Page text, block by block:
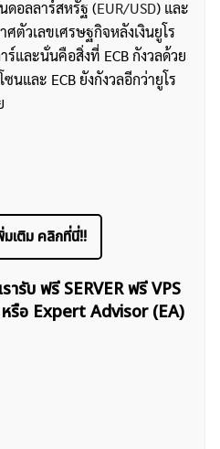
นดอลลาร์สหรัฐ (EUR/USD) และ
ตัวเลขเศรษฐกิจหลังเงินยูโร
และนั่นคือสิ่งที่ ECB กังวลด้วย
นและ ECB ยังกังวลอีกว่ายูโร
มเติม คลิกที่นี่!!
รับ ฟรี SERVER ฟรี VPS
หรือ Expert Advisor (EA)